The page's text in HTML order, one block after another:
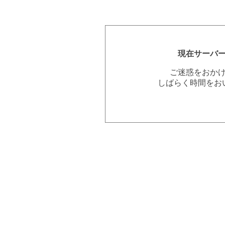
現在サーバ
ご迷惑をおか
しばらく時間を